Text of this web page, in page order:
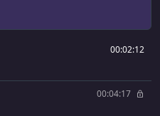
00:02:12
00:04:17